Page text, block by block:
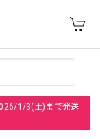
1/3(土)まで発送